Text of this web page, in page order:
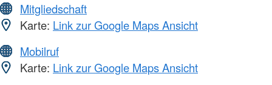
Mitgliedschaft
Karte: Link zur Google Maps Ansicht
Mobilruf
Karte: Link zur Google Maps Ansicht